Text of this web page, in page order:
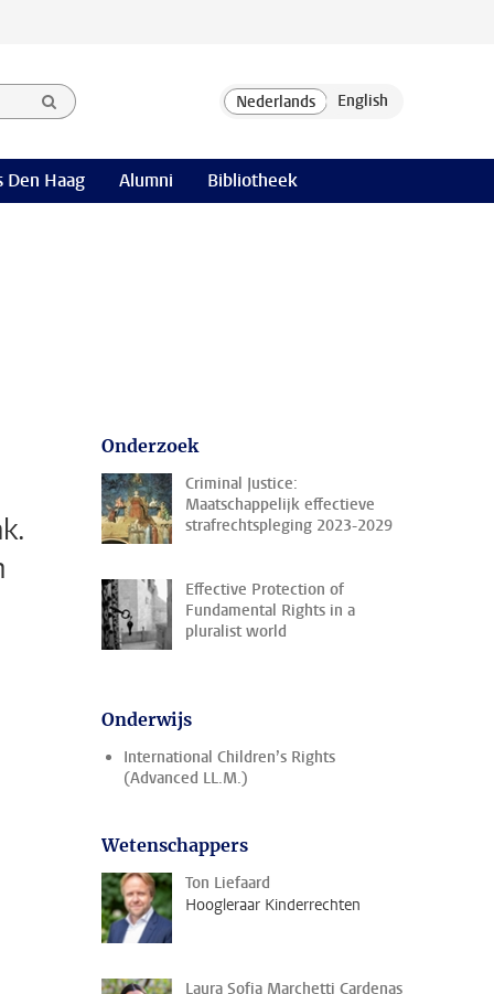
Den Haag Alumni Bibliotheek
Onderzoek
Criminal Justice:
Maatschappelijk effectieve
strafrechtspleging 2023-2029
Effective Protection of
Fundamental Rights in a
pluralist world
Onderwijs
International Children’s Rights
(Advanced LL.M.)
Wetenschappers
Ton Liefaard
Hoogleraar Kinderrechten
Laura Sofia Marchetti Cardenas